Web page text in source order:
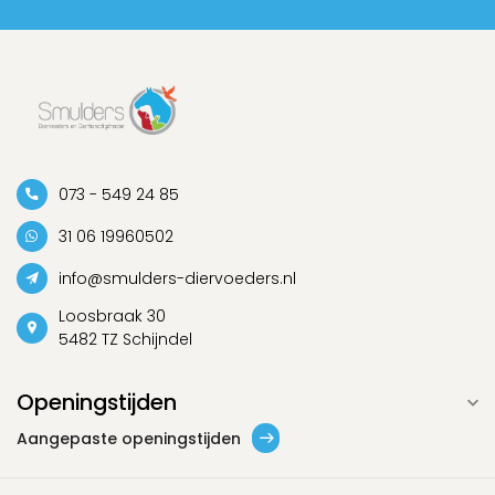
073 - 549 24 85
31 06 19960502
info@smulders-diervoeders.nl
Loosbraak 30
5482 TZ Schijndel
Openingstijden
Aangepaste openingstijden